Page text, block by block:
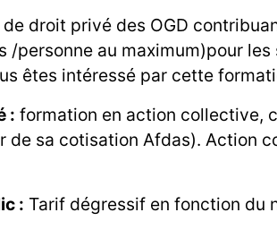
droit privé des OGD
/personne au maximum)pour
êtes intéressé par cette
: formation en action collective,
de sa cotisation Afdas). Action
: Tarif dégressif en fonction du